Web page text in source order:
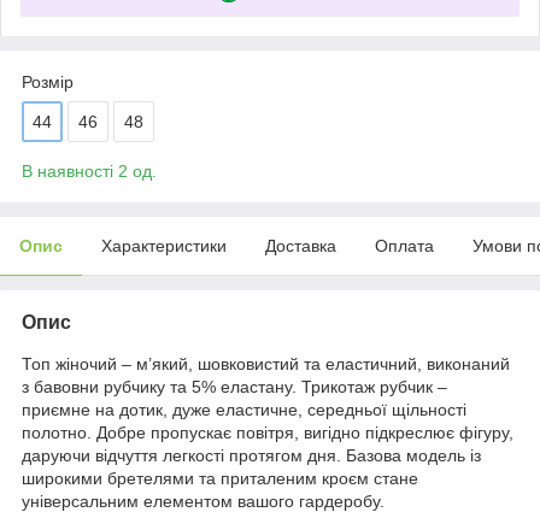
Розмір
44 46 48
В наявності 2 од.
Опис Характеристики Доставка Оплата Умови
Опис
Топ жіночий – м’який, шовковистий та еластичний, виконаний
з бавовни рубчику та 5% еластану. Трикотаж рубчик –
приємне на дотик, дуже еластичне, середньої щільності
полотно. Добре пропускає повітря, вигідно підкреслює фігуру,
даруючи відчуття легкості протягом дня. Базова модель із
широкими бретелями та приталеним кроєм стане
універсальним елементом вашого гардеробу.